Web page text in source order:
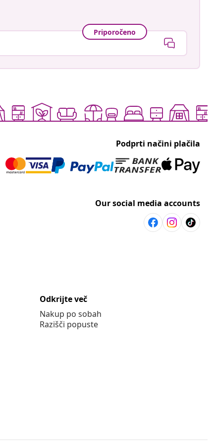
Priporočeno
Podprti načini plačila
Our social media accounts
Odkrijte več
Nakup po sobah
Razišči popuste